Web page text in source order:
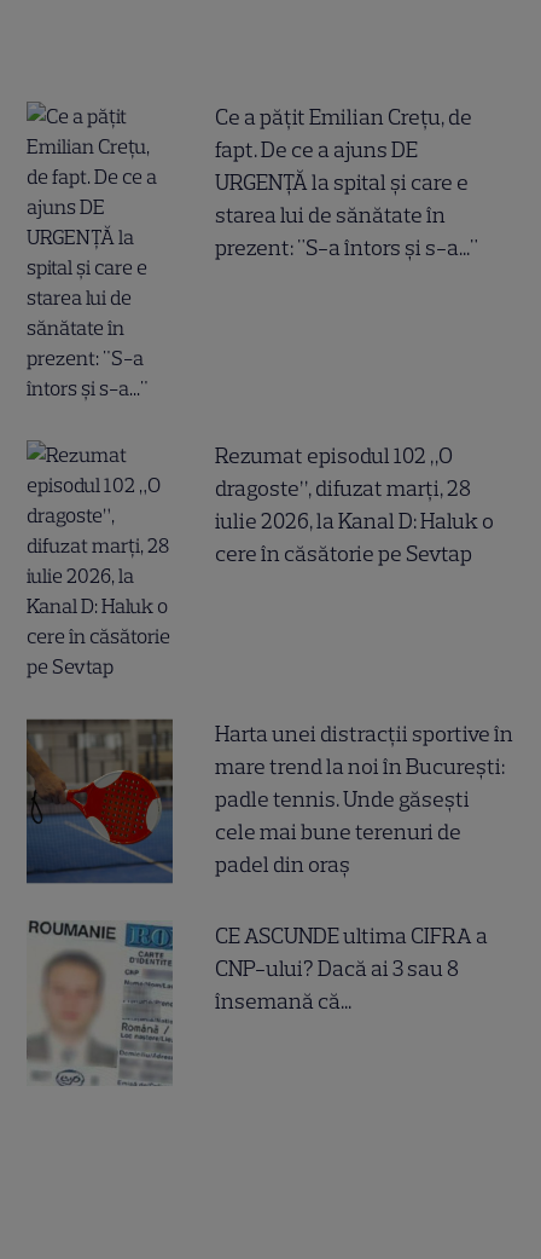
Ce a pățit Emilian Crețu, de
fapt. De ce a ajuns DE
URGENȚĂ la spital și care e
starea lui de sănătate în
prezent: "S-a întors și s-a..."
Rezumat episodul 102 „O
dragoste”, difuzat marți, 28
iulie 2026, la Kanal D: Haluk o
cere în căsătorie pe Sevtap
Harta unei distracții sportive în
mare trend la noi în București:
padle tennis. Unde găsești
cele mai bune terenuri de
padel din oraș
CE ASCUNDE ultima CIFRA a
CNP-ului? Dacă ai 3 sau 8
însemană că...